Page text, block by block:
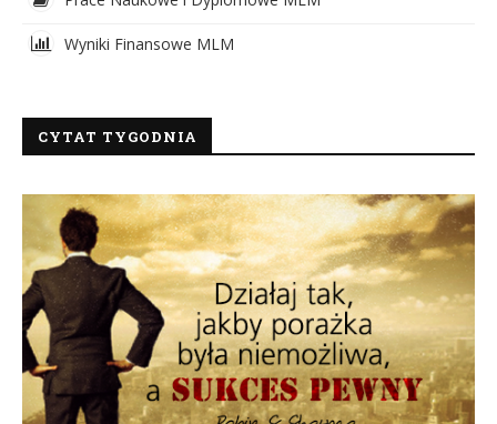
Wyniki Finansowe MLM
CYTAT TYGODNIA